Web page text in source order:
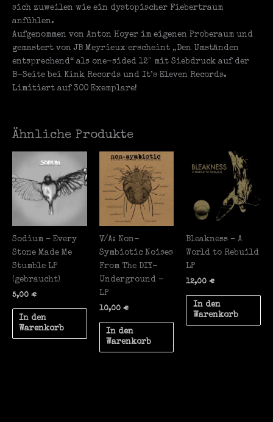
sich zuweilen wie ein dystopischer Fiebertraum
anfühlen.
Aufgenommen von Anton Hoyer im eigenen Proberaum und
gemastert von JB Meyrieux erscheint „Den Umständen
entsprechend“ als one-sided 12″ mit Siebdruck auf der
B-Seite bei Kink Records und It’s Eleven Records.
Limitiert auf 300 Exemplare!
Ähnliche Produkte
Sodium – Every
Stone Made Me
Stumble LP
(gebraucht)
5,00 €
In den
Warenkorb
V/A: Non-
Symbiotic Noises
From The DIY-
Underground –
LP
10,00 €
In den
Warenkorb
Bleakness – A
World to Rebuild
LP
12,00€
In den
Warenkorb